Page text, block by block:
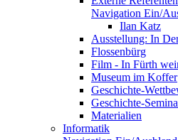
Navigation Ein/
Ilan Katz
Ausstellung: In
Flossenbürg
Film - In Fürth
Museum im Koffer
Geschichte-
Geschichte-
Materialien
Informatik